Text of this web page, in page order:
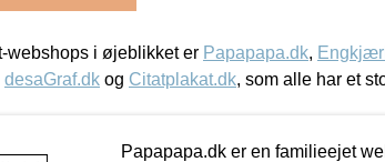
i øjeblikket er Papapapa.dk,
desaGraf.dk og Citatplakat.dk, som alle har et
Papapapa.dk er en familieejet